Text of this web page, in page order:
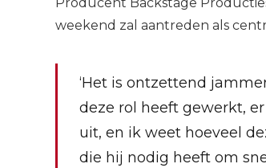
weekend zal aantreden als
‘Het is ontzettend
deze rol heeft gewerkt,
uit, en ik weet hoeveel
die hij nodig heeft om